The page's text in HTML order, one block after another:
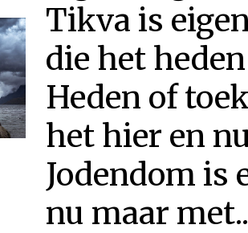
Tikva is
die het
Heden of
het hier en
Jodendom is
nu maar